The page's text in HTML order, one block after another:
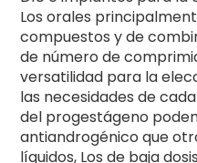
Los orales
compuestos y de
de número de
versatilidad para la
las necesidades de
del progestágeno
antiandrogénico que
líquidos, Los de baja